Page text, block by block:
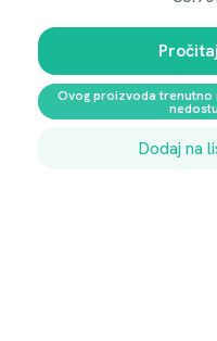
Ovog proizvoda trenutno
Dodaj na